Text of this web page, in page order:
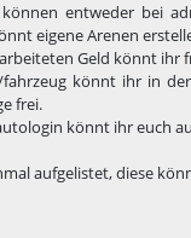
können entweder bei
eigene Arenen
Geld könnt ihr
könnt ihr in
frei.
könnt ihr euch
aufgelistet, diese